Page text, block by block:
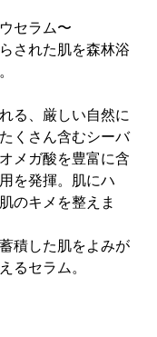
セラム〜
された肌を森林浴
る、厳しい自然に
くさん含むシーバ
メガ酸を豊富に含
を発揮。肌にハ
のキメを整えま
積した肌をよみが
るセラム。